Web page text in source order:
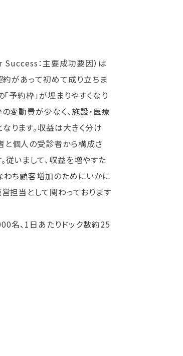
Success：主要成功要因）は
約があって初めて成り立ちま
予約枠」が埋まりやすくなり
変動費が少なく、施設・医療
ります。収益は大きく分け
と個人の受診者から構成さ
いまして、収益を増やすた
わち顧客増加のためにいかに
担当として関わっております
名、1日あたりドック数約25